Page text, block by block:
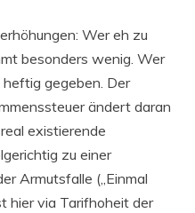
Wer eh zu
besonders wenig. Wer
gegeben. Der
ändert daran
existierende
zu einer
Armutsfalle („Einmal
hier via Tarifhoheit der